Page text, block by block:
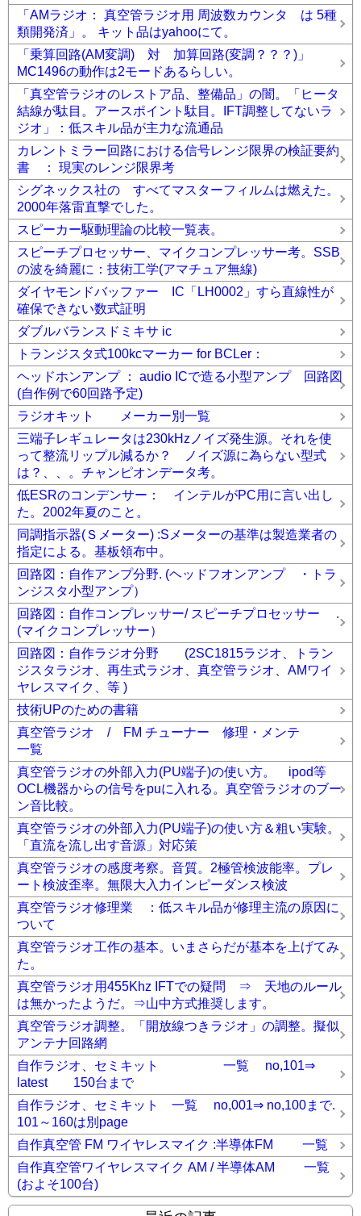
「AMラジオ： 真空管ラジオ用 周波数カウンタ は 5種
類開発済」。 キット品はyahooにて。
「乗算回路(AM変調) 対 加算回路(変調？？？)」
MC1496の動作は2モードあるらしい。
「真空管ラジオのレストア品、整備品」の闇。「ヒータ
結線が駄目。アースポイント駄目。IFT調整してないラ
ジオ」：低スキル品が主力な流通品
カレントミラー回路における信号レンジ限界の検証要約
書 ： 現実のレンジ限界考
シグネックス社の すべてマスターフィルムは燃えた。
2000年落雷直撃でした。
スピーカー駆動理論の比較一覧表。
スピーチプロセッサー、マイクコンプレッサー考。SSB
の波を綺麗に：技術工学(アマチュア無線)
ダイヤモンドバッファー IC「LH0002」すら直線性が
確保できない数式証明
ダブルバランスドミキサ ic
トランジスタ式100kcマーカー for BCLer：
ヘッドホンアンプ ： audio ICで造る小型アンプ 回路図
(自作例で60回路予定)
ラジオキット メーカー別一覧
三端子レギュレータは230kHzノイズ発生源。それを使
って整流リップル減るか？ ノイズ源に為らない型式
は？、、。チャンピオンデータ考。
低ESRのコンデンサー： インテルがPC用に言い出し
た。2002年夏のこと。
同調指示器(Ｓメーター) :Sメーターの基準は製造業者の
指定による。基板領布中。
回路図：自作アンプ分野. (ヘッドフオンアンプ ・トラ
ンジスタ小型アンプ）
回路図：自作コンプレッサー/ スピーチプロセッサー .
(マイクコンプレッサー）
回路図：自作ラジオ分野 (2SC1815ラジオ、トラン
ジスタラジオ、再生式ラジオ、真空管ラジオ、AMワイ
ヤレスマイク、等 )
技術UPのための書籍
真空管ラジオ / FM チューナー 修理・メンテ
一覧
真空管ラジオの外部入力(PU端子)の使い方。 ipod等
OCL機器からの信号をpuに入れる。真空管ラジオのブー
ン音比較。
真空管ラジオの外部入力(PU端子)の使い方＆粗い実験。
「直流を流し出す音源」対応策
真空管ラジオの感度考察。音質。2極管検波能率。プレ
ート検波歪率。無限大入力インピーダンス検波
真空管ラジオ修理業 ：低スキル品が修理主流の原因に
ついて
真空管ラジオ工作の基本。いまさらだが基本を上げてみ
た。
真空管ラジオ用455Khz IFTでの疑問 ⇒ 天地のルール
は無かったようだ。⇒山中方式推奨します。
真空管ラジオ調整。「開放線つきラジオ」の調整。擬似
アンテナ回路網
自作ラジオ、セミキット 一覧 no,101⇒
latest 150台まで
自作ラジオ、セミキット 一覧 no,001⇒ no,100まで.
101～160は別page
自作真空管 FM ワイヤレスマイク :半導体FM 一覧
自作真空管ワイヤレスマイク AM / 半導体AM 一覧
(およそ100台)